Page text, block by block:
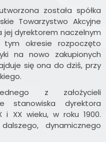
została spółka
Towarzystwo Akcyjne
jej dyrektorem naczelnym
tym okresie rozpoczęto
na nowo zakupionych
się ona do dziś, przy
z założycieli
stanowiska dyrektora
i XX wieku, w roku 1900.
dynamicznego